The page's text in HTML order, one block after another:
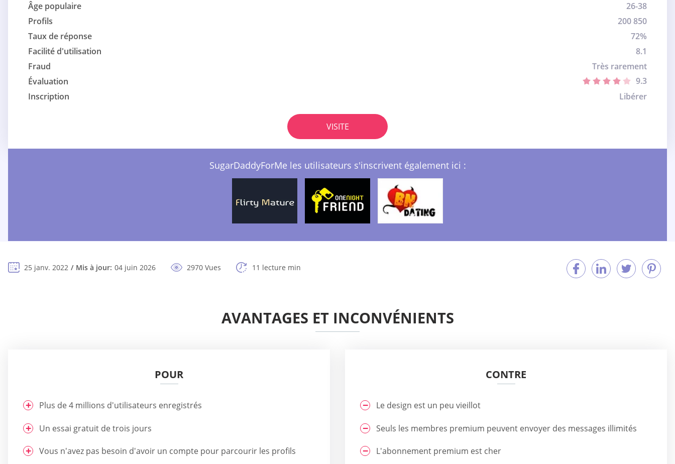
Âge populaire
26-38
Profils
200 850
Taux de réponse
72%
Facilité d'utilisation
8.1
Fraud
Très rarement
Évaluation
9.3
Inscription
Libérer
VISITE
SugarDaddyForMe les utilisateurs s'inscrivent également ici :
25 janv. 2022 Mis à jour: 04 juin 2026 2970 Vues 11 lecture min
AVANTAGES ET INCONVÉNIENTS
POUR
Plus de 4 millions d'utilisateurs enregistrés
Un essai gratuit de trois jours
Vous n'avez pas besoin d'avoir un compte pour parcourir les profils
CONTRE
Le design est un peu vieillot
Seuls les membres premium peuvent envoyer des messages illimités
L'abonnement premium est cher